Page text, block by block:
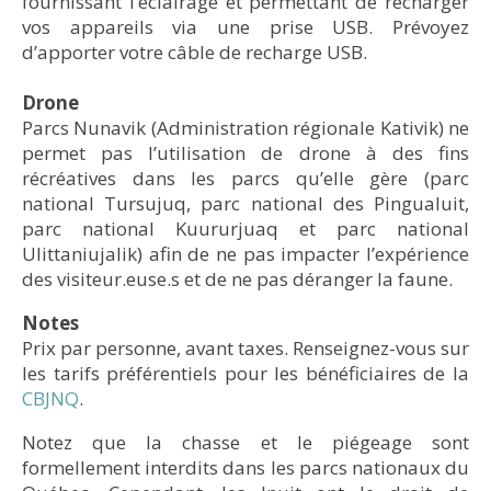
items to make sure you thought them through
prior departure.
associated with the following items:
Plane tickets from Montreal/Québec to Nunavik
Transportation fees from the park's adjacent community to
Lodging fees in the community (hotels)
Lodging fees in the Park (rustic camps)
Camping fees
Fishing licence
Park's access fee
Renting of material
Also, we strongly advise visitors to take an
insurance policy covering air evacuation costs.
d’un matelas et d’un oreiller.
• Une cabine avec une cuisine tout équipée avec
réfrigérateur et cuisinière au propane, une table à
manger et une chambre avec deux lits superposés.
• Toilette sèche à l’extérieur.
De nombreuses casseroles et poêles sont
disponibles dans la cuisine.
Les draps, les taies d’oreiller et les sacs de
couchage ne sont pas fournis.
vos appareils via une prise USB. Prévoyez
d’apporter votre câble de recharge USB.
Drone
Parcs Nunavik (Administration régionale Kativik) ne
permet pas l’utilisation de drone à des fins
récréatives dans les parcs qu’elle gère (parc
national Tursujuq, parc national des Pingualuit,
parc national Kuururjuaq et parc national
Ulittaniujalik) afin de ne pas impacter l’expérience
des visiteur.euse.s et de ne pas déranger la faune.
Notes
Prix par personne, avant taxes. Renseignez-vous sur
les tarifs préférentiels pour les bénéficiaires de la
CBJNQ.
Notez que la chasse et le piégeage sont
formellement interdits dans les parcs nationaux du